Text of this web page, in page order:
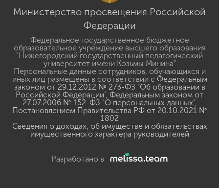
Министерство просвещения Российской
Федерации
Федеральное государственное бюджетное
образовательное учреждение высшего образования
"Нижегородский государственный педагогический
университет имени Козьмы Минина"
Персональные данные сотрудников, обучающихся и
иных лиц размещены в соответствии с Федеральным
законом от 29.12.2012 № 273-ФЗ "Об образовании в
Российской Федерации", Федеральным законом от
27.07.2006 № 152-ФЗ "О персональных данных",
Постановлением Правительства РФ от 20.10.2021 №
1802
Сведения о доходах, об имуществе и обязательствах
имущественного характера руководителей
Разработано в